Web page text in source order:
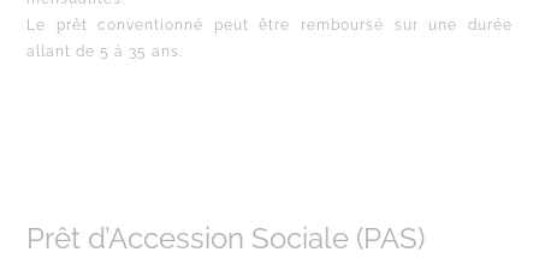
Le prêt conventionné peut être remboursé sur une durée
allant de 5 à 35 ans.
Prêt d’Accession Sociale (PAS)